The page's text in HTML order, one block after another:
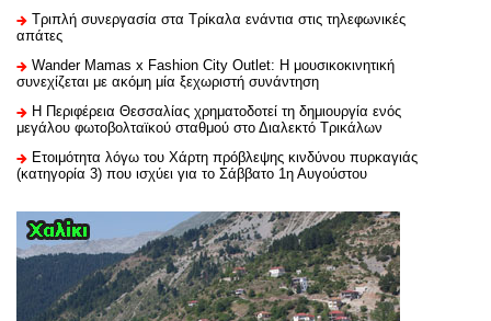
Τριπλή συνεργασία στα Τρίκαλα ενάντια στις τηλεφωνικές
απάτες
Wander Mamas x Fashion City Outlet: Η μουσικοκινητική
συνεχίζεται με ακόμη μία ξεχωριστή συνάντηση
H Περιφέρεια Θεσσαλίας χρηματοδοτεί τη δημιουργία ενός
μεγάλου φωτοβολταϊκού σταθμού στο Διαλεκτό Τρικάλων
Ετοιμότητα λόγω του Χάρτη πρόβλεψης κινδύνου πυρκαγιάς
(κατηγορία 3) που ισχύει για το Σάββατο 1η Αυγούστου